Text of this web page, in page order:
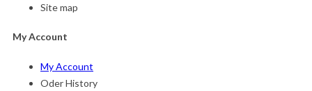
Site map
My Account
My Account
Oder History